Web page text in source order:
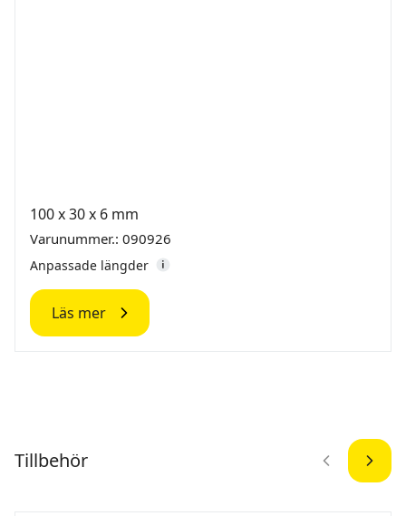
100 x 30 x 6 mm
Varunummer.: 090926
Anpassade längder
Läs mer
Tillbehör